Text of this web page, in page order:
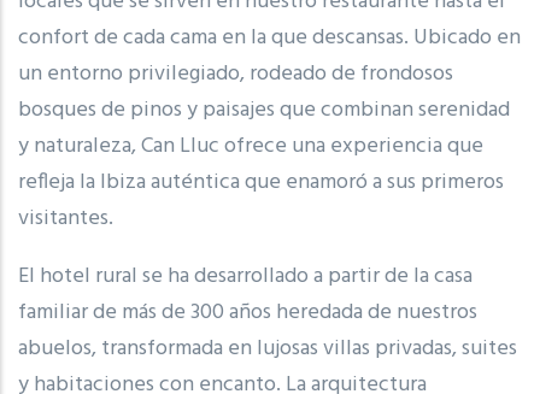
confort de cada cama en la que descansas. Ubicado en
un entorno privilegiado, rodeado de frondosos
bosques de pinos y paisajes que combinan serenidad
y naturaleza, Can Lluc ofrece una experiencia que
refleja la Ibiza auténtica que enamoró a sus primeros
visitantes.
El hotel rural se ha desarrollado a partir de la casa
familiar de más de 300 años heredada de nuestros
abuelos, transformada en lujosas villas privadas, suites
y habitaciones con encanto. La arquitectura